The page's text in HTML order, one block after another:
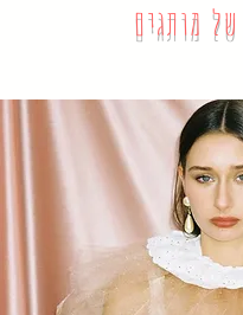
של מותגים